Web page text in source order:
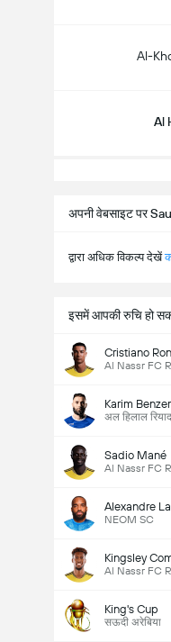
Al-
Al
अपनी वेबसाइट पर
द्वारा अधिक विकल्प देखें
इसमें आपकी रुचि हो
Cristiano
Al Nassr FC
Karim
अल हिलाल रियाद
Sadio Mané
Al Nassr FC
Alexandre
NEOM SC
Kingsley
Al Nassr FC
King's Cup
सऊदी अरेबिया